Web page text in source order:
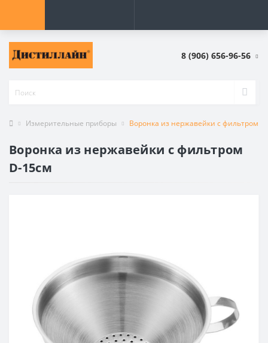
8 (906) 656-96-56
Измерительные приборы Воронка из нержавейки с фильтром
Воронка из нержавейки с фильтром
D-15см